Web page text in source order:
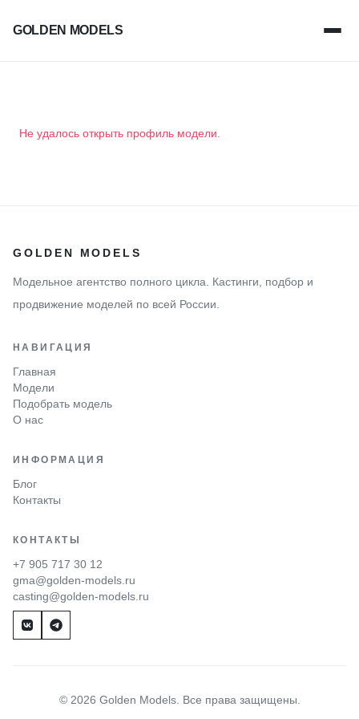
GOLDEN MODELS
Не удалось открыть профиль модели.
GOLDEN MODELS
Модельное агентство полного цикла. Кастинги, подбор и
продвижение моделей по всей России.
НАВИГАЦИЯ
Главная
Модели
Подобрать модель
О нас
ИНФОРМАЦИЯ
Блог
Контакты
КОНТАКТЫ
+7 905 717 30 12
gma@golden-models.ru
casting@golden-models.ru
© 2026 Golden Models. Все права защищены.